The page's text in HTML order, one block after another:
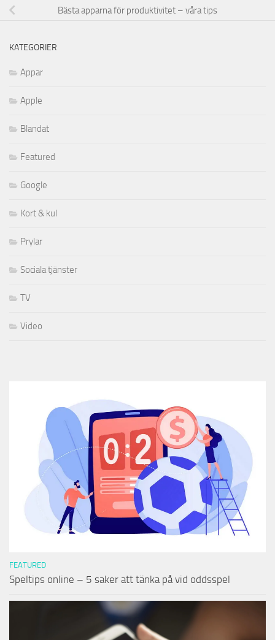
Bästa apparna för produktivitet – våra tips
KATEGORIER
Appar
Apple
Blandat
Featured
Google
Kort & kul
Prylar
Sociala tjänster
TV
Video
FEATURED
Speltips online – 5 saker att tänka på vid oddsspel